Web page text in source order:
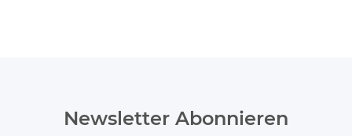
Newsletter Abonnieren